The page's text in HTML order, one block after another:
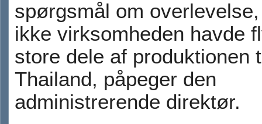
spørgsmål om
ikke virksomheden havde
store dele af produktionen
Thailand, påpeger den
administrerende direktør.